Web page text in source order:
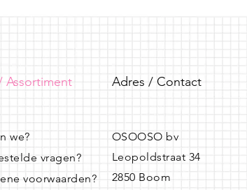
Assortiment Adres / Contact
we?
vragen?
voorwaarden?
OSOOSO bv
Leopoldstraat 34
2850 Boom